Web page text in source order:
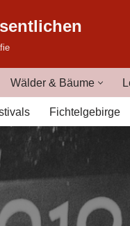
Wälder & Bäume
Fichtelgebirge